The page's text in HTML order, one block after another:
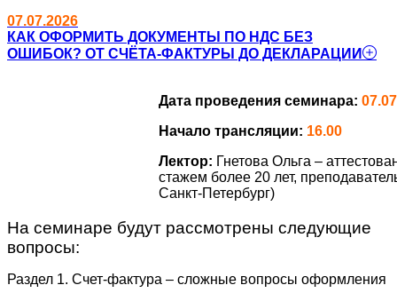
07.07.2026
КАК ОФОРМИТЬ ДОКУМЕНТЫ ПО НДС БЕЗ
ОШИБОК? ОТ СЧЁТА-ФАКТУРЫ ДО ДЕКЛАРАЦИИ
Дата проведения семинара:
Начало трансляции: 16.00
Лектор: Гнетова Ольга –
стажем более 20 лет,
Санкт-Петербург)
На семинаре будут рассмотрены следующие
вопросы:
Раздел 1. Счет-фактура – сложные вопросы оформления